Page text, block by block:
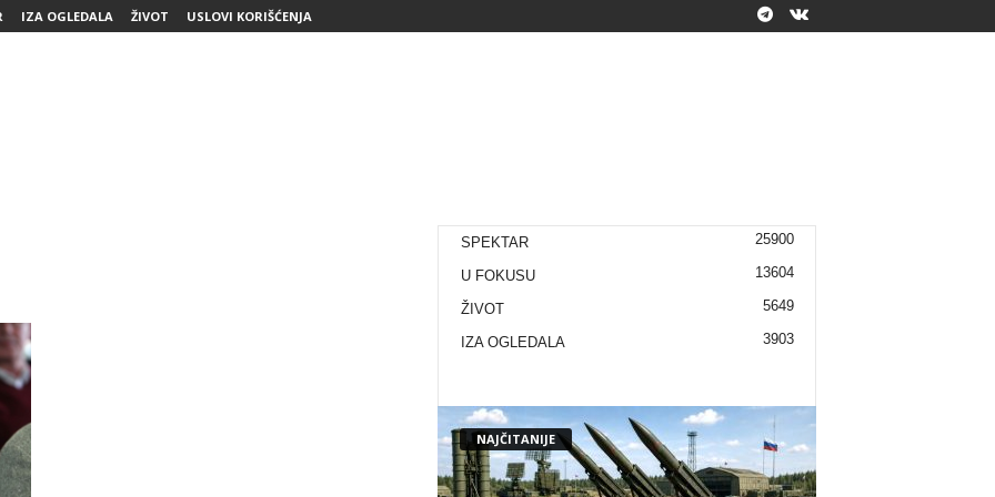
IZA OGLEDALA ŽIVOT USLOVI KORIŠĆENJA
SPEKTAR 25900
U FOKUSU 13604
ŽIVOT 5649
IZA OGLEDALA 3903
NAJČITANIJE